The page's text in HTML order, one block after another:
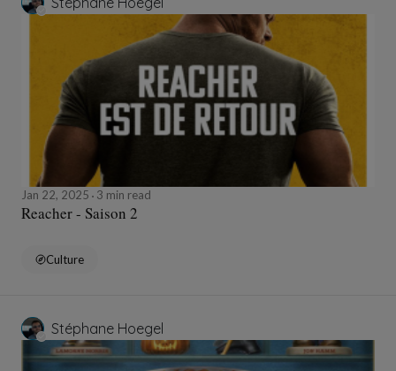
Jan 22, 2025 3 min read
Reacher - Saison 2
Culture
Stéphane Hoegel